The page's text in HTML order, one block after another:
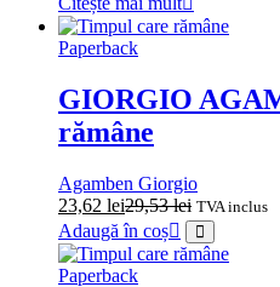
Paperback
GIORGIO
rămâne
Agamben Giorgio
23,62 lei29,53lei TVA inclus
Adaugă în coș
Paperback